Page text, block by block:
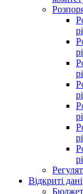
Відкриті дані
Бюджет